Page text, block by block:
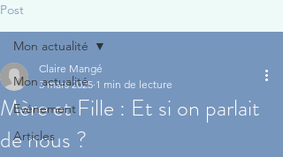
Post
Mon actualité
Evénement
Articles
Mon actualité
Mère et Fille : Et si on parlait
de nous ?
Claire Mangé
3 mars 2025 1 min de lecture